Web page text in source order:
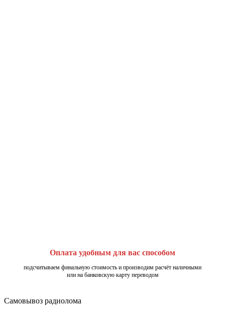
Оплата удобным для вас способом
подсчитываем финальную стоимость и производим расчёт наличными
или на банковскую карту переводом
Самовывоз радиолома